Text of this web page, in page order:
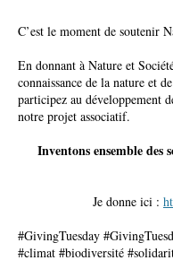
C’est le moment de soutenir
En donnant à Nature et
connaissance de la nature et
participez au développement
notre projet associatif.
Inventons ensemble des
Je donne ici :
#GivingTuesday
#climat #biodiversité